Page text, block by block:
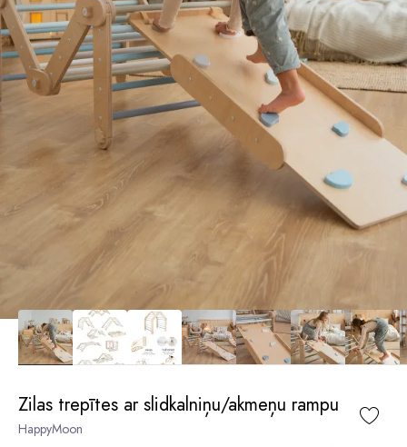
Zilas trepītes ar slidkalniņu/akmeņu rampu
HappyMoon